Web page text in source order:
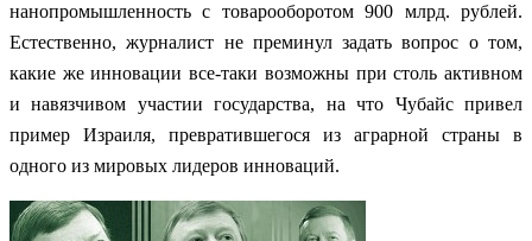
нанопромышленность с товарооборотом 900 млрд. рублей.
Естественно, журналист не преминул задать вопрос о том,
какие же инновации все-таки возможны при столь активном
и навязчивом участии государства, на что Чубайс привел
пример Израиля, превратившегося из аграрной страны в
одного из мировых лидеров инноваций.